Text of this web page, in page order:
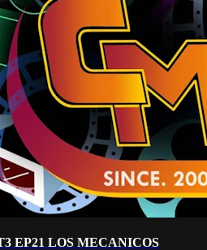
EP21 LOS MECANICOS